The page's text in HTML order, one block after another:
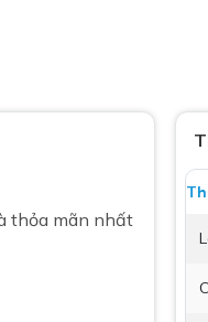
thỏa mãn nhất